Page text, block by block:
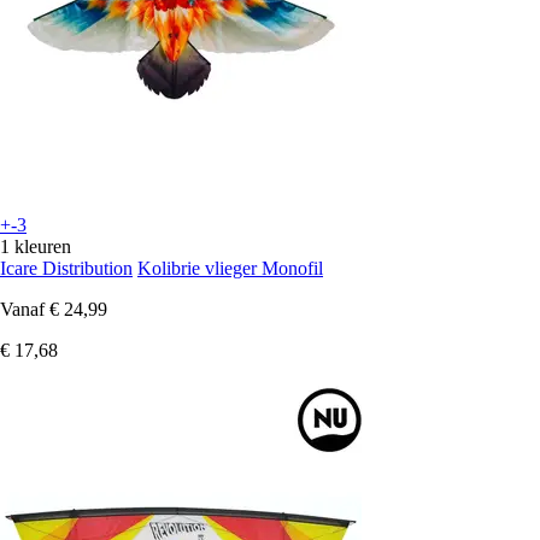
+-3
1 kleuren
Icare Distribution Kolibrie vlieger Monofil
Vanaf € 24,99
€ 17,68